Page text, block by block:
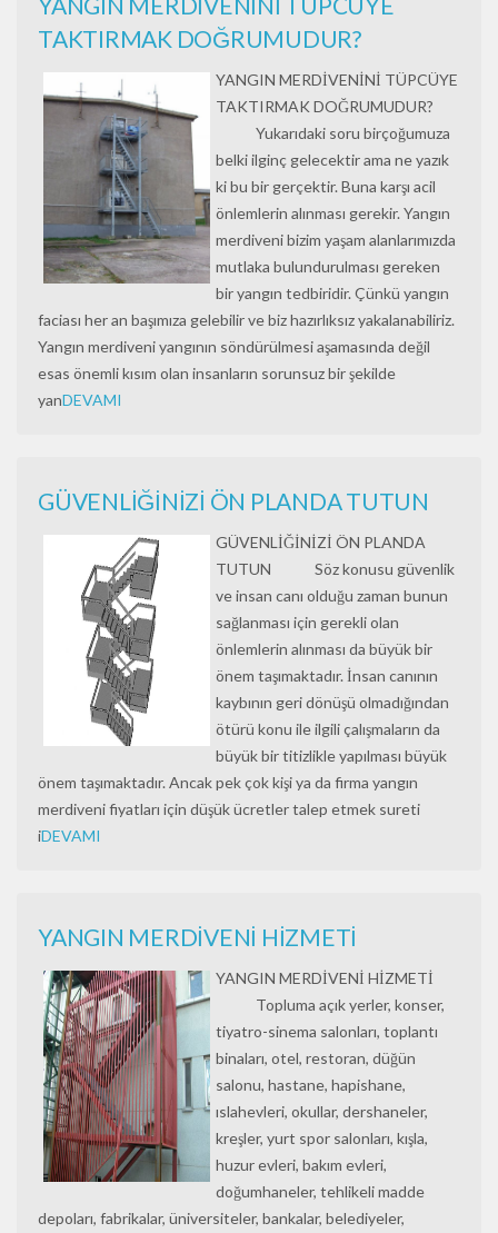
TAKTIRMAK DOĞRUMUDUR?
YANGIN MERDİVENİNİ TÜPCÜYE
TAKTIRMAK DOĞRUMUDUR?
Yukarıdaki soru birçoğumuza
belki ilginç gelecektir ama ne yazık
ki bu bir gerçektir. Buna karşı acil
önlemlerin alınması gerekir. Yangın
merdiveni bizim yaşam alanlarımızda
mutlaka bulundurulması gereken
bir yangın tedbiridir. Çünkü yangın
faciası her an başımıza gelebilir ve biz hazırlıksız yakalanabiliriz.
Yangın merdiveni yangının söndürülmesi aşamasında değil
esas önemli kısım olan insanların sorunsuz bir şekilde
yanDEVAMI
GÜVENLİĞİNİZİ ÖN PLANDA TUTUN
GÜVENLİĞİNİZİ ÖN PLANDA
TUTUN Söz konusu güvenlik
ve insan canı olduğu zaman bunun
sağlanması için gerekli olan
önlemlerin alınması da büyük bir
önem taşımaktadır. İnsan canının
kaybının geri dönüşü olmadığından
ötürü konu ile ilgili çalışmaların da
büyük bir titizlikle yapılması büyük
önem taşımaktadır. Ancak pek çok kişi ya da firma yangın
merdiveni fiyatları için düşük ücretler talep etmek sureti
iDEVAMI
YANGIN MERDİVENİ HİZMETİ
YANGIN MERDİVENİ HİZMETİ
Topluma açık yerler, konser,
tiyatro-sinema salonları, toplantı
binaları, otel, restoran, düğün
salonu, hastane, hapishane,
ıslahevleri, okullar, dershaneler,
kreşler, yurt spor salonları, kışla,
huzur evleri, bakım evleri,
doğumhaneler, tehlikeli madde
depoları, fabrikalar, üniversiteler, bankalar, belediyeler,